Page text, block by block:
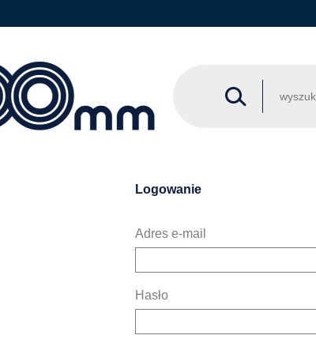
Logowanie
Adres e-mail
Hasło